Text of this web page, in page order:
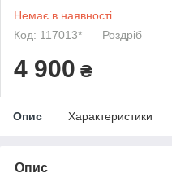
Немає в наявності
Код: 117013*
Роздріб
4 900 ₴
Опис Характеристики
Опис